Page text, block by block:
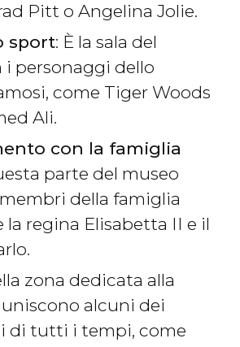
Pitt o Angelina Jolie.
sport: È la sala del
i personaggi dello
come Tiger Woods
Ali.
con la famiglia
parte del museo
della famiglia
la regina Elisabetta II e il
zona dedicata alla
alcuni dei
di tutti i tempi, come